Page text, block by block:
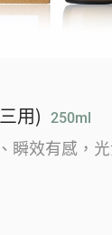
用) 250ml
瞬效有感，